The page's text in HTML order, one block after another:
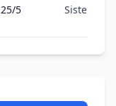
5 Sistemas